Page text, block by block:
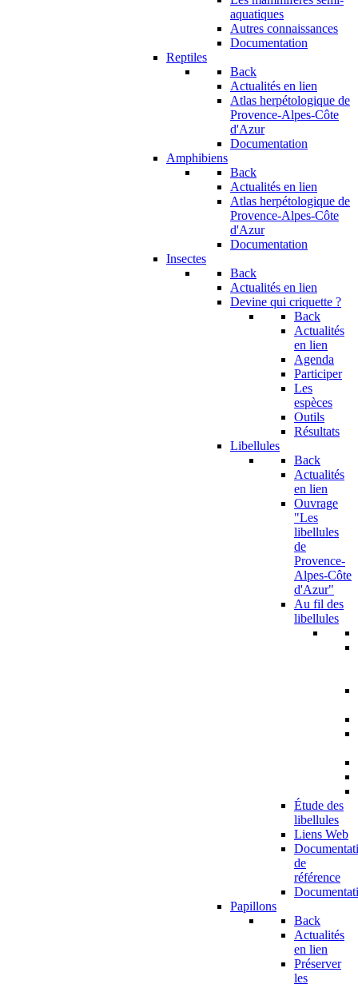
aquatiques
Autres connaissances
Documentation
Reptiles
Back
Actualités en lien
Atlas herpétologique de
Provence-Alpes-Côte
d'Azur
Documentation
Amphibiens
Back
Actualités en lien
Atlas herpétologique de
Provence-Alpes-Côte
d'Azur
Documentation
Insectes
Back
Actualités en lien
Devine qui criquette ?
Back
Actualités
en lien
Agenda
Participer
Les
espèces
Outils
Résultats
Libellules
Back
Actualités
en lien
Ouvrage
"Les
libellules
de
Provence-
Alpes-Côte
d'Azur"
Au fil des
libellules
Étude des
libellules
Liens Web
de
référence
Papillons
Back
Actualités
en lien
Préserver
les